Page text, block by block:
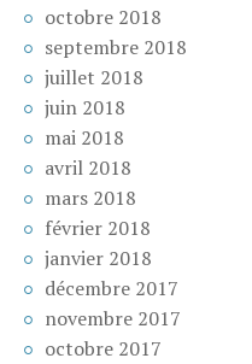
octobre 2018
septembre 2018
juillet 2018
juin 2018
mai 2018
avril 2018
mars 2018
février 2018
janvier 2018
décembre 2017
novembre 2017
octobre 2017